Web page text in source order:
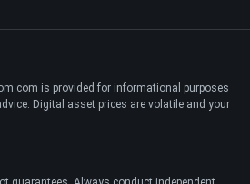
is provided for informational purposes
Digital asset prices are volatile and your